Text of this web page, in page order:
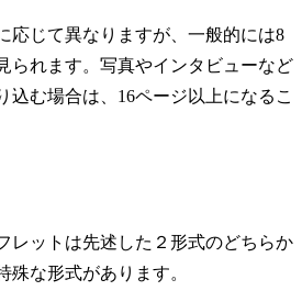
応じて異なりますが、一般的には8
られます。写真やインタビューなど
込む場合は、16ページ以上になるこ
レットは先述した２形式のどちらか
殊な形式があります。